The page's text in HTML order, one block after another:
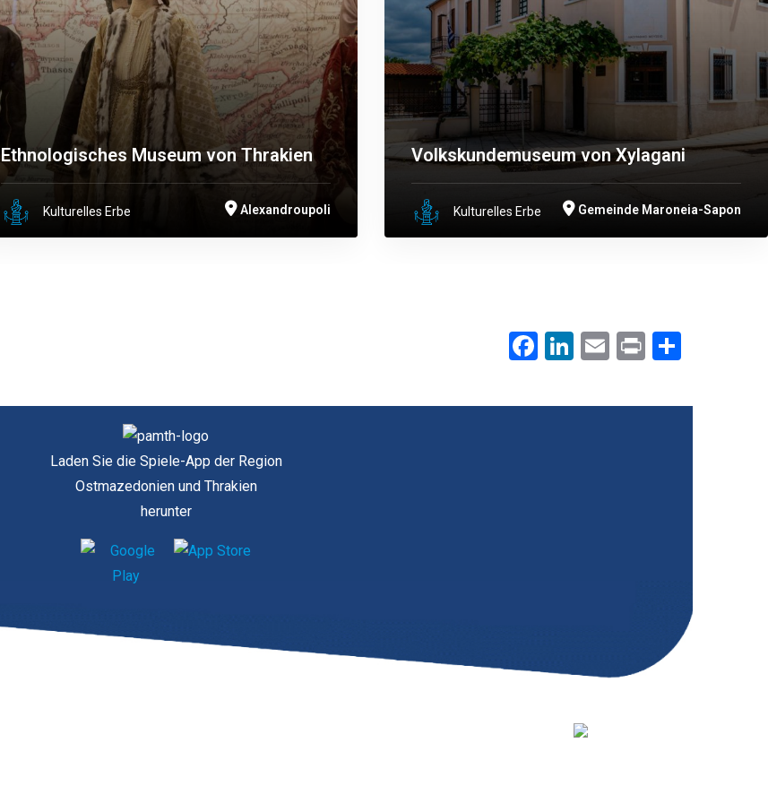
Ethnologisches Museum von Thrakien
Kulturelles Erbe Alexandroupoli
Volkskundemuseum von Xylagani
Kulturelles Erbe Gemeinde Maroneia-Sapon
Facebook
LinkedIn
Email
Print
Laden Sie die Spiele-App der Region
Ostmazedonien und Thrakien
herunter